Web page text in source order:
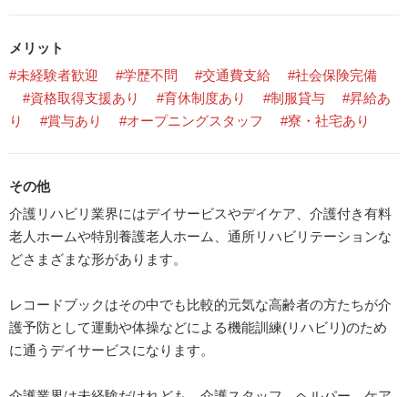
メリット
#未経験者歓迎
#学歴不問 #交通費支給
#社会保険完備
#資格取得支援あり
#育休制度あり #制服貸与
#昇給あ
り
#賞与あり #オープニングスタッフ #寮・社宅あり
その他
介護リハビリ業界にはデイサービスやデイケア、介護付き有料
老人ホームや特別養護老人ホーム、通所リハビリテーションな
どさまざまな形があります。
レコードブックはその中でも比較的元気な高齢者の方たちが介
護予防として運動や体操などによる機能訓練(リハビリ)のため
に通うデイサービスになります。